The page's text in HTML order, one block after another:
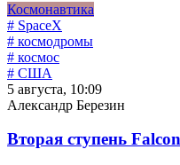
Космонавтика
# SpaceX
# космодромы
# космос
# США
5 августа, 10:09
Александр Березин
Вторая ступень